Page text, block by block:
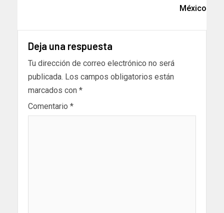
México
Deja una respuesta
Tu dirección de correo electrónico no será
publicada. Los campos obligatorios están
marcados con *
Comentario *